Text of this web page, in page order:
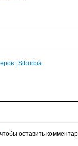
| Siburbia
чтобы оставить